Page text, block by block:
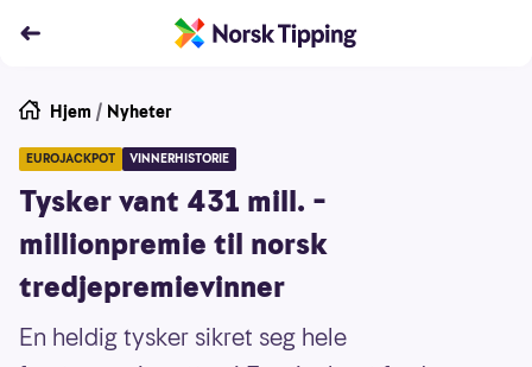
Hjem / Nyheter
EUROJACKPOT VINNERHISTORIE
Tysker vant 431 mill. –
millionpremie til norsk
tredjepremievinner
En heldig tysker sikret seg hele